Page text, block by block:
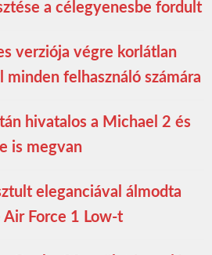
a célegyenesbe fordult
verziója végre korlátlan
felhasználó számára
hivatalos a Michael 2 és
is megvan
eleganciával álmodta
Force 1 Low-t